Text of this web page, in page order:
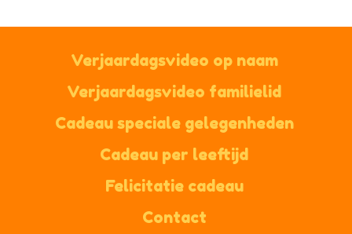
Verjaardagsvideo op naam
Verjaardagsvideo familielid
Cadeau speciale gelegenheden
Cadeau per leeftijd
Felicitatie cadeau
Contact